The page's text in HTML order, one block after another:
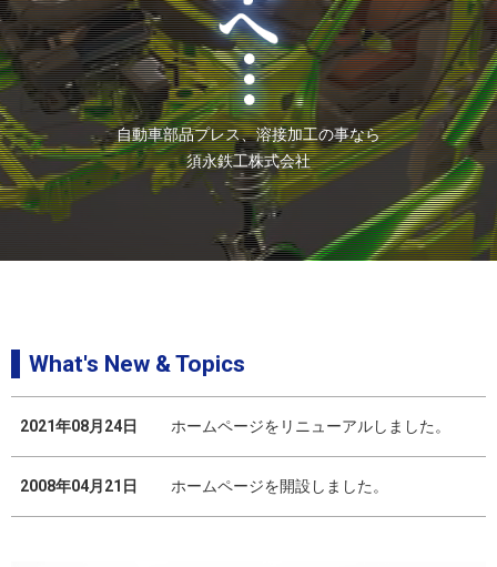
自動車部品プレス、溶接加工の事なら
須永鉄工株式会社
What's New & Topics
2021年08月24日 ホームページをリニューアルしました。
2008年04月21日 ホームページを開設しました。